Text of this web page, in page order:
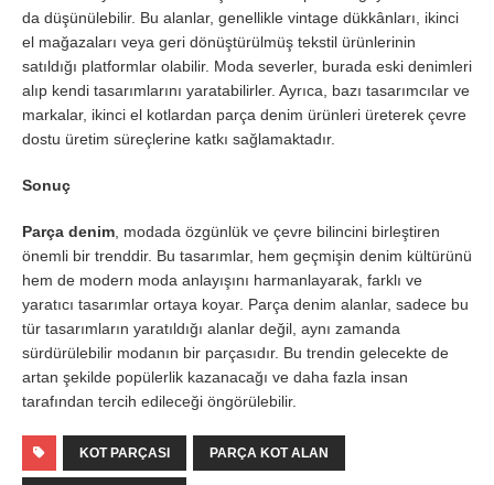
da düşünülebilir. Bu alanlar, genellikle vintage dükkânları, ikinci
el mağazaları veya geri dönüştürülmüş tekstil ürünlerinin
satıldığı platformlar olabilir. Moda severler, burada eski denimleri
alıp kendi tasarımlarını yaratabilirler. Ayrıca, bazı tasarımcılar ve
markalar, ikinci el kotlardan parça denim ürünleri üreterek çevre
dostu üretim süreçlerine katkı sağlamaktadır.
Sonuç
Parça denim , modada özgünlük ve çevre bilincini birleştiren
önemli bir trenddir. Bu tasarımlar, hem geçmişin denim kültürünü
hem de modern moda anlayışını harmanlayarak, farklı ve
yaratıcı tasarımlar ortaya koyar. Parça denim alanlar, sadece bu
tür tasarımların yaratıldığı alanlar değil, aynı zamanda
sürdürülebilir modanın bir parçasıdır. Bu trendin gelecekte de
artan şekilde popülerlik kazanacağı ve daha fazla insan
tarafından tercih edileceği öngörülebilir.
KOT PARÇASI PARÇA KOT ALAN